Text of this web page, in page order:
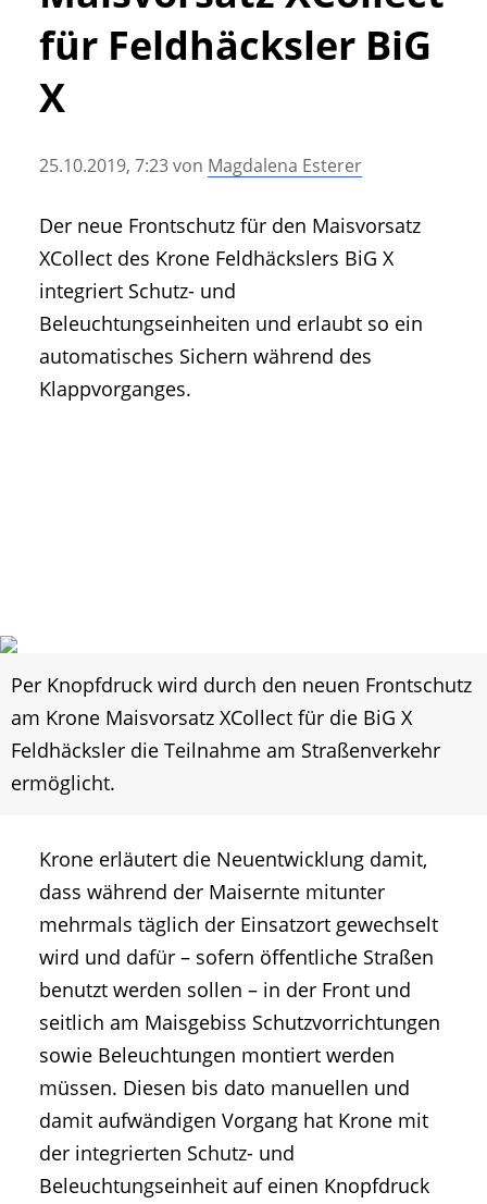
• Messen und Veranstaltungen
• Mitteilung der Redaktion
• Agritechnica Neuheiten Archiv
für Feldhäcksler BiG
X
25.10.2019, 7:23von Magdalena Esterer
Der neue Frontschutz für den Maisvorsatz
XCollect des Krone Feldhäckslers BiG X
integriert Schutz- und
Beleuchtungseinheiten und erlaubt so ein
automatisches Sichern während des
Klappvorganges.
Per Knopfdruck wird durch den neuen Frontschutz
am Krone Maisvorsatz XCollect für die BiG X
Feldhäcksler die Teilnahme am Straßenverkehr
ermöglicht.
Krone erläutert die Neuentwicklung damit,
dass während der Maisernte mitunter
mehrmals täglich der Einsatzort gewechselt
wird und dafür – sofern öffentliche Straßen
benutzt werden sollen – in der Front und
seitlich am Maisgebiss Schutzvorrichtungen
sowie Beleuchtungen montiert werden
müssen. Diesen bis dato manuellen und
damit aufwändigen Vorgang hat Krone mit
der integrierten Schutz- und
Beleuchtungseinheit auf einen Knopfdruck